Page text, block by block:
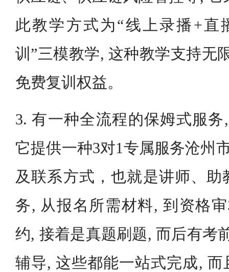
此教学方式为“线上录播+直
训”三模教学, 这种教学支持无
免费复训权益。
3. 有一种全流程的保姆式服
它提供一种3对1专属服务沧州
及联系方式，也就是讲师、助
务, 从报名所需材料, 到资格
约, 接着是真题刷题, 而后有考
辅导, 这些都能一站式完成,